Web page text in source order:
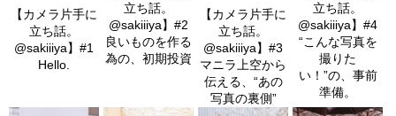
【カメラ片手に
立ち話。
@sakiiiya】#1
Hello.
立ち話。
@sakiiiya】#2
良いものを作る
為の、初期投資
【カメラ片手に
立ち話。
@sakiiiya】#3
マニラ上空から
伝える、“あの
写真の裏側”
立ち話。
@sakiiiya】#4
“こんな写真を
撮りた
い！”の、事前
準備。